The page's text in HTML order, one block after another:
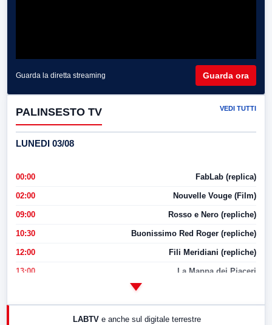
Guarda la diretta streaming Guarda ora
PALINSESTO TV VEDI TUTTI
LUNEDI 03/08
00:00 FabLab (replica)
02:00 Nouvelle Vouge (Film)
09:00 Rosso e Nero (repliche)
10:30 Buonissimo Red Roger (repliche)
12:00 Fili Meridiani (repliche)
13:00 La Mappa dei Piaceri
LABTV e anche sul digitale terrestre